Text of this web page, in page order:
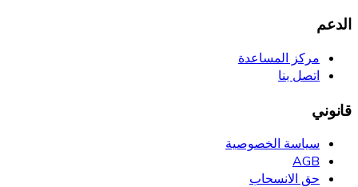
الدعم
مركز المساعدة
اتصل بنا
قانوني
سياسة الخصوصية
AGB
حق الانسحاب